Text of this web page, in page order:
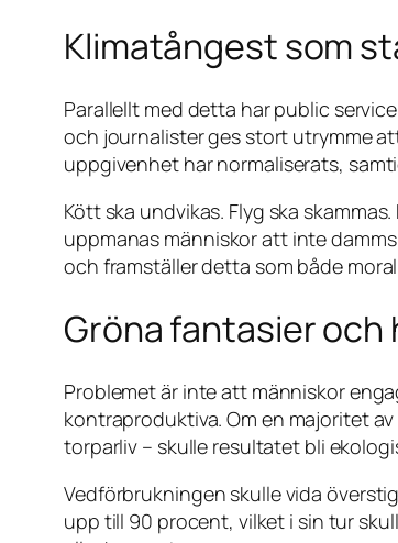
Klimatångest som
Parallellt med detta har public
och journalister ges stort utrymme
uppgivenhet har normaliserats,
Kött ska undvikas. Flyg ska
uppmanas människor att inte
och framställer detta som både
Gröna fantasier
Problemet är inte att människor
kontraproduktiva. Om en majoritet
torparliv – skulle resultatet bli
Vedförbrukningen skulle vida
upp till 90 procent, vilket i sin tur